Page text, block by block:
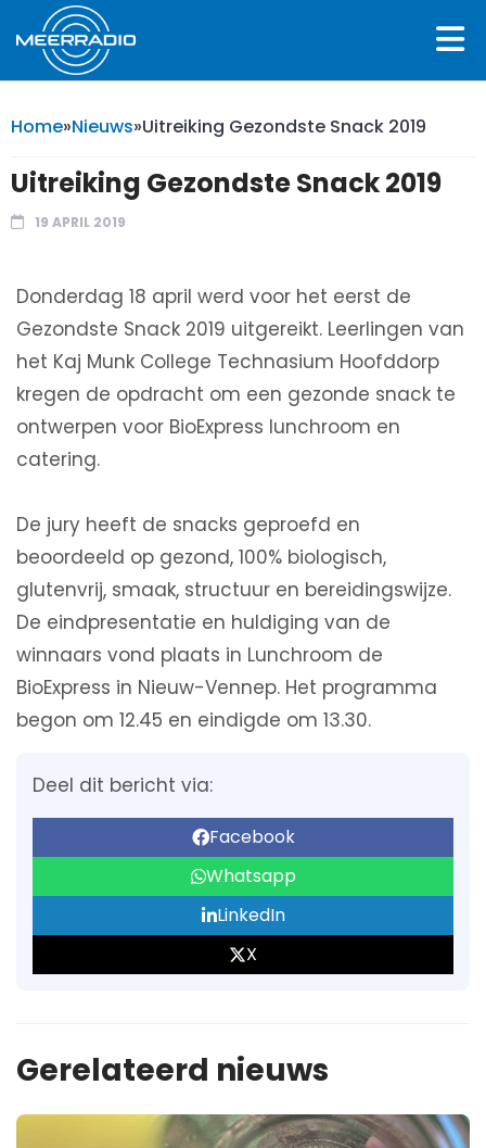
Home»Nieuws»Uitreiking Gezondste Snack 2019
Uitreiking Gezondste Snack 2019
19 APRIL 2019
Donderdag 18 april werd voor het eerst de
Gezondste Snack 2019 uitgereikt. Leerlingen van
het Kaj Munk College Technasium Hoofddorp
kregen de opdracht om een gezonde snack te
ontwerpen voor BioExpress lunchroom en
catering.
De jury heeft de snacks geproefd en
beoordeeld op gezond, 100% biologisch,
glutenvrij, smaak, structuur en bereidingswijze.
De eindpresentatie en huldiging van de
winnaars vond plaats in Lunchroom de
BioExpress in Nieuw-Vennep. Het programma
begon om 12.45 en eindigde om 13.30.
Deel dit bericht via:
Facebook
Whatsapp
LinkedIn
X
Gerelateerd nieuws